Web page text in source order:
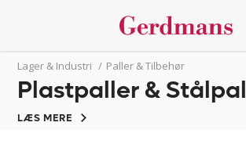
Lager & Industri / Paller & Tilbehør
Plastpaller &
LÆS MERE